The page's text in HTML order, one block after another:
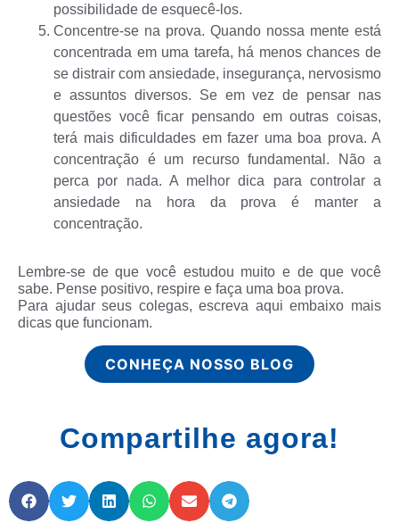
possibilidade de esquecê-los.
Concentre-se na prova. Quando nossa mente está
concentrada em uma tarefa, há menos chances de
se distrair com ansiedade, insegurança, nervosismo
e assuntos diversos. Se em vez de pensar nas
questões você ficar pensando em outras coisas,
terá mais dificuldades em fazer uma boa prova. A
concentração é um recurso fundamental. Não a
perca por nada. A melhor dica para controlar a
ansiedade na hora da prova é manter a
concentração.
Lembre-se de que você estudou muito e de que você
sabe. Pense positivo, respire e faça uma boa prova.
Para ajudar seus colegas, escreva aqui embaixo mais
dicas que funcionam.
CONHEÇA NOSSO BLOG
Compartilhe agora!